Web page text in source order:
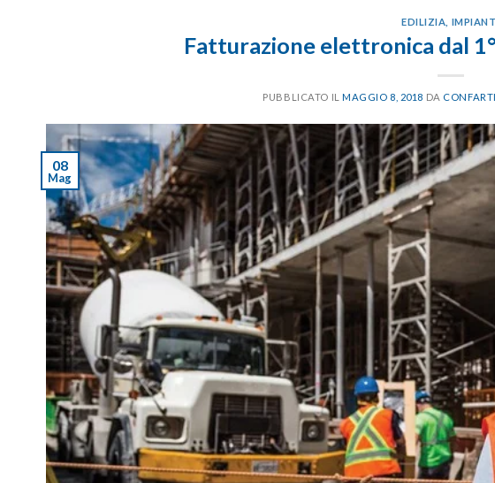
EDILIZIA
Fatturazione elettronica dal
PUBBLICATO ILMAGGIO 8, 2018 DA
08
Mag